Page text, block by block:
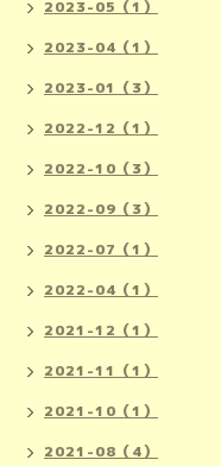
2023-05（1）
2023-04（1）
2023-01（3）
2022-12（1）
2022-10（3）
2022-09（3）
2022-07（1）
2022-04（1）
2021-12（1）
2021-11（1）
2021-10（1）
2021-08（4）